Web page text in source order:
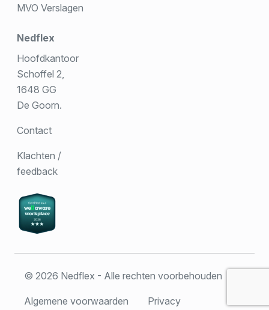
MVO Verslagen
Nedflex
Hoofdkantoor
Schoffel 2,
1648 GG
De Goorn.
Contact
Klachten /
feedback
© 2026 Nedflex - Alle rechten voorbehouden
Algemene voorwaarden Privacy